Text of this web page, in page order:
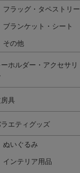
フラッグ・タペストリー
ブランケット・シート
その他
ーホルダー・アクセサリ
具
ラエティグッズ
ぬいぐるみ
インテリア用品